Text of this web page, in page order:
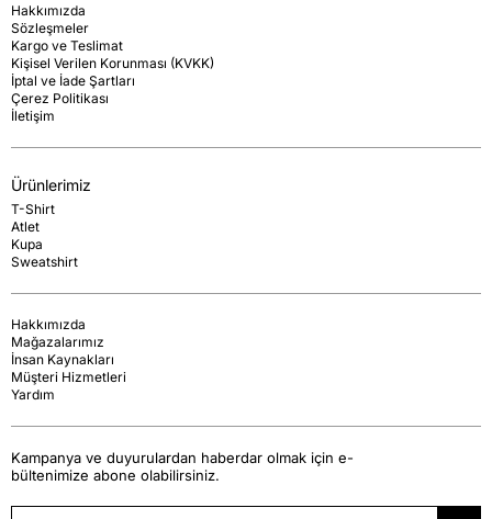
Hakkımızda
Sözleşmeler
Kargo ve Teslimat
Kişisel Verilen Korunması (KVKK)
İptal ve İade Şartları
Çerez Politikası
İletişim
Ürünlerimiz
T-Shirt
Atlet
Kupa
Sweatshirt
Hakkımızda
Mağazalarımız
İnsan Kaynakları
Müşteri Hizmetleri
Yardım
Kampanya ve duyurulardan haberdar olmak için e-
bültenimize abone olabilirsiniz.